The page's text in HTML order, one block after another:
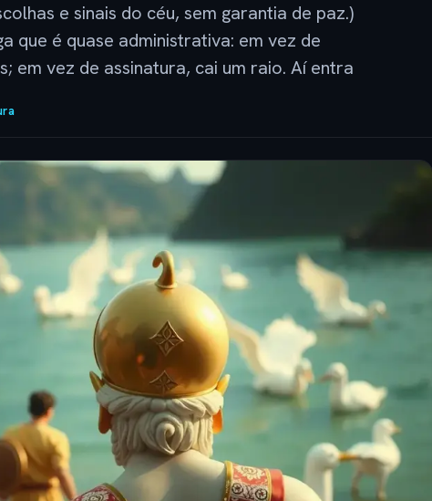
e sinais do céu, sem garantia de paz.)
que é quase administrativa: em vez de
em vez de assinatura, cai um raio. Aí entra